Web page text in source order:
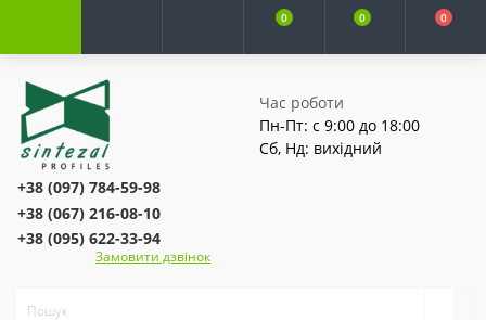
0 0 0
Час роботи
Пн-Пт: с 9:00 до 18:00
Сб, Нд: вихідний
+38 (097) 784-59-98
+38 (067) 216-08-10
+38 (095) 622-33-94
Замовити дзвінок